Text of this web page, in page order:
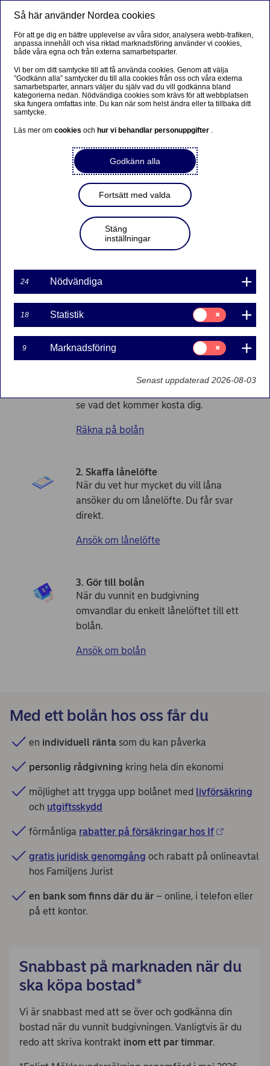
Bolån
Hos oss får du alltid individuell ränta på ditt bolån, och
personlig rådgivning kring hela din ekonomi. Räkna på
hur mycket du kan låna och skaffa ett lånelöfte. Du kan
Räkna på hur mycket du kan låna
Läs om lånelöfte
Ska du köpa bostad? Så ansöker du
om bolån
1. Räkna på bolån
se vad det kommer kosta dig.
Räkna på bolån
2. Skaffa lånelöfte
När du vet hur mycket du vill låna
ansöker du om lånelöfte. Du får svar
direkt.
Ansök om lånelöfte
3. Gör till bolån
När du vunnit en budgivning
omvandlar du enkelt lånelöftet till ett
bolån.
Ansök om bolån
Med ett bolån hos oss får du
en individuell ränta som du kan påverka
personlig rådgivning kring hela din ekonomi
möjlighet att trygga upp bolånet med livförsäkring
och utgiftsskydd
förmånliga rabatter på försäkringar hos If
gratis juridisk genomgång och rabatt på onlineavtal
hos Familjens Jurist
en bank som finns där du är – online, i telefon eller
på ett kontor.
Snabbast på marknaden när du
ska köpa bostad*
Vi är snabbast med att se över och godkänna din
bostad när du vunnit budgivningen. Vanligtvis är du
redo att skriva kontrakt inom ett par timmar.
Så här använder Nordea cookies
För att ge dig en bättre upplevelse av våra sidor, analysera webb-trafiken,
anpassa innehåll och visa riktad marknadsföring använder vi cookies,
både våra egna och från externa samarbetsparter.
Vi ber om ditt samtycke till att få använda cookies. Genom att välja
”Godkänn alla” samtycker du till alla cookies från oss och våra externa
samarbetsparter, annars väljer du själv vad du vill godkänna bland
kategorierna nedan. Nödvändiga cookies som krävs för att webbplatsen
ska fungera omfattas inte. Du kan när som helst ändra eller ta tillbaka ditt
samtycke.
Läs mer omcookiesoch hur vi behandlar personuppgifter .
Godkänn alla
Fortsätt med valda
Stäng
inställningar
24 Nödvändiga
18 Statistik
Samtycke
för:
Statistik
9 Marknadsföring
Samtycke
för:
Marknadsföring
Senast uppdaterad 2026-08-03